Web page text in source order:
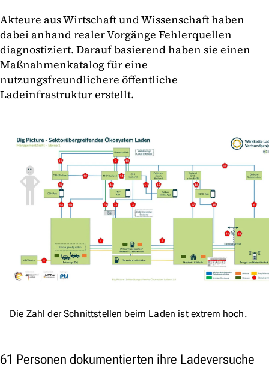
Akteure aus Wirtschaft und Wissenschaft haben
dabei anhand realer Vorgänge Fehlerquellen
diagnostiziert. Darauf basierend haben sie einen
Maßnahmenkatalog für eine
nutzungsfreundlichere öffentliche
Ladeinfrastruktur erstellt.
Die Zahl der Schnittstellen beim Laden ist extrem hoch.
61 Personen dokumentierten ihre Ladeversuche